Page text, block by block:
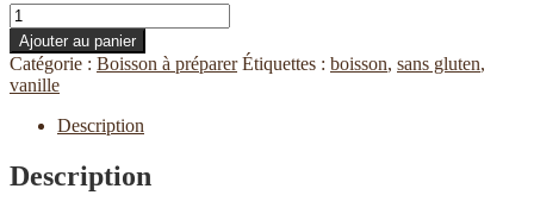
quantité
de
Boisson
à
la
vanille
de
7)
Ajouter au panier
Catégorie : Boisson à préparer Étiquettes : boisson, sans gluten,
vanille
Description
Description